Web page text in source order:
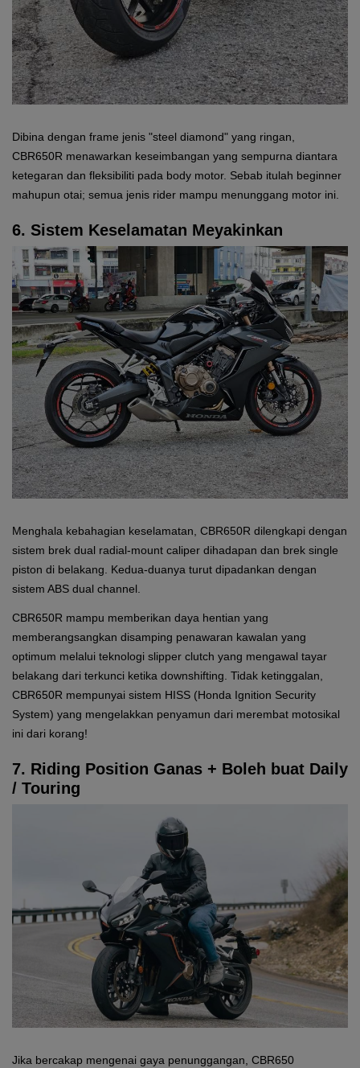
Dibina dengan frame jenis "steel diamond" yang ringan,
CBR650R menawarkan keseimbangan yang sempurna diantara
ketegaran dan fleksibiliti pada body motor. Sebab itulah beginner
mahupun otai; semua jenis rider mampu menunggang motor ini.
6. Sistem Keselamatan Meyakinkan
Menghala kebahagian keselamatan, CBR650R dilengkapi dengan
sistem brek dual radial-mount caliper dihadapan dan brek single
piston di belakang. Kedua-duanya turut dipadankan dengan
sistem ABS dual channel.
CBR650R mampu memberikan daya hentian yang
memberangsangkan disamping penawaran kawalan yang
optimum melalui teknologi slipper clutch yang mengawal tayar
belakang dari terkunci ketika downshifting. Tidak ketinggalan,
CBR650R mempunyai sistem HISS (Honda Ignition Security
System) yang mengelakkan penyamun dari merembat motosikal
ini dari korang!
7. Riding Position Ganas + Boleh buat Daily
/ Touring
Jika bercakap mengenai gaya penunggangan, CBR650